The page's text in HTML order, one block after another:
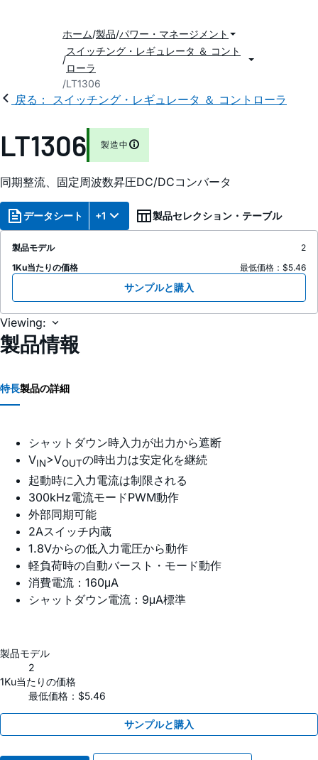
ホーム 製品 パワー・マネージメント
スイッチング・レギュレータ ＆ コント
ローラ
LT1306
戻る： スイッチング・レギュレータ ＆ コントローラ
LT1306 製造中
同期整流、固定周波数昇圧DC/DCコンバータ
データシート +1 製品セレクション・テーブル
製品モデル
2
1Ku当たりの価格
最低価格：$5.46
サンプルと購入
Viewing:
製品情報
特長製品の詳細
シャットダウン時入力が出力から遮断
VIN>VOUTの時出力は安定化を継続
起動時に入力電流は制限される
300kHz電流モードPWM動作
外部同期可能
2Aスイッチ内蔵
1.8Vからの低入力電圧から動作
軽負荷時の自動バースト・モード動作
消費電流：160μA
シャットダウン電流：9μA標準
製品モデル
2
1Ku当たりの価格
最低価格：$5.46
サンプルと購入